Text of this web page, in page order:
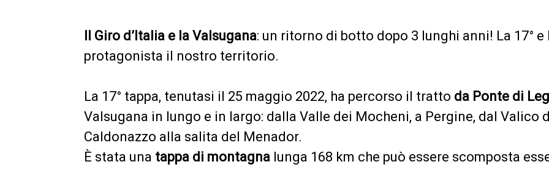
Il Giro d’Italia e la Valsugana: un ritorno di botto dopo 3 lunghi anni! La 17°
protagonista il nostro territorio.
La 17° tappa, tenutasi il 25 maggio 2022, ha percorso il tratto da Ponte di
Valsugana in lungo e in largo: dalla Valle dei Mocheni, a Pergine, dal Valico
Caldonazzo alla salita del Menador.
È stata una tappa di montagna lunga 168 km che può essere scomposta